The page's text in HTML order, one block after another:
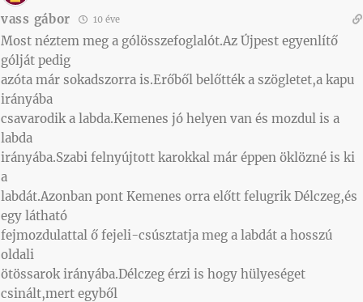
vass gábor 10 éve
Most néztem meg a gólösszefoglalót.Az Újpest egyenlítő
gólját pedig
azóta már sokadszorra is.Erőből belőtték a szögletet,a kapu
irányába
csavarodik a labda.Kemenes jó helyen van és mozdul is a
labda
irányába.Szabi felnyújtott karokkal már éppen öklözné is ki
a
labdát.Azonban pont Kemenes orra előtt felugrik Délczeg,és
egy látható
fejmozdulattal ő fejeli-csúsztatja meg a labdát a hosszú
oldali
ötössarok irányába.Délczeg érzi is hogy hülyeséget
csinált,mert egyből